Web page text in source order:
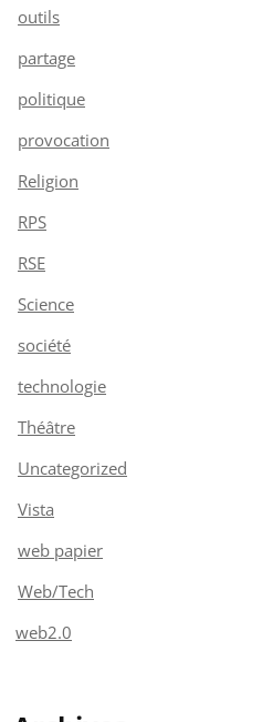
outils
partage
politique
provocation
Religion
RPS
RSE
Science
société
technologie
Théâtre
Uncategorized
Vista
web papier
Web/Tech
web2.0